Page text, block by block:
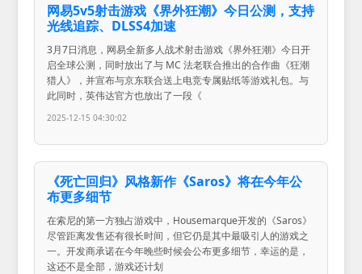
网易5v5射击游戏《界外狂潮》今日公测，支持
光线追踪、DLSS4加速
3月7日消息，网易全新多人战术射击游戏《界外狂潮》今日开
启全球公测，同时放出了与 MC 法老联合推出的合作曲《狂潮
猎人》，并宣布与京东联合送上电竞专属贴纸等游戏礼包。与
此同时，英伟达官方也放出了一段《
2025-12-15 04:30:02
《死亡回归》风格新作《Saros》将在今年公
布更多细节
在索尼的第一方独占游戏中，Housemarque开发的《Saros》
尽管距离发售还有很长时间，但它仍是其中最吸引人的游戏之
一。开发商承诺在今年晚些时候会公布更多细节，幸运的是，
这还不是全部，游戏还计划